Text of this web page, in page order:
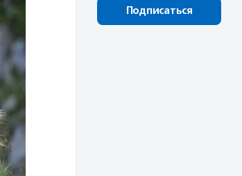
Подписаться